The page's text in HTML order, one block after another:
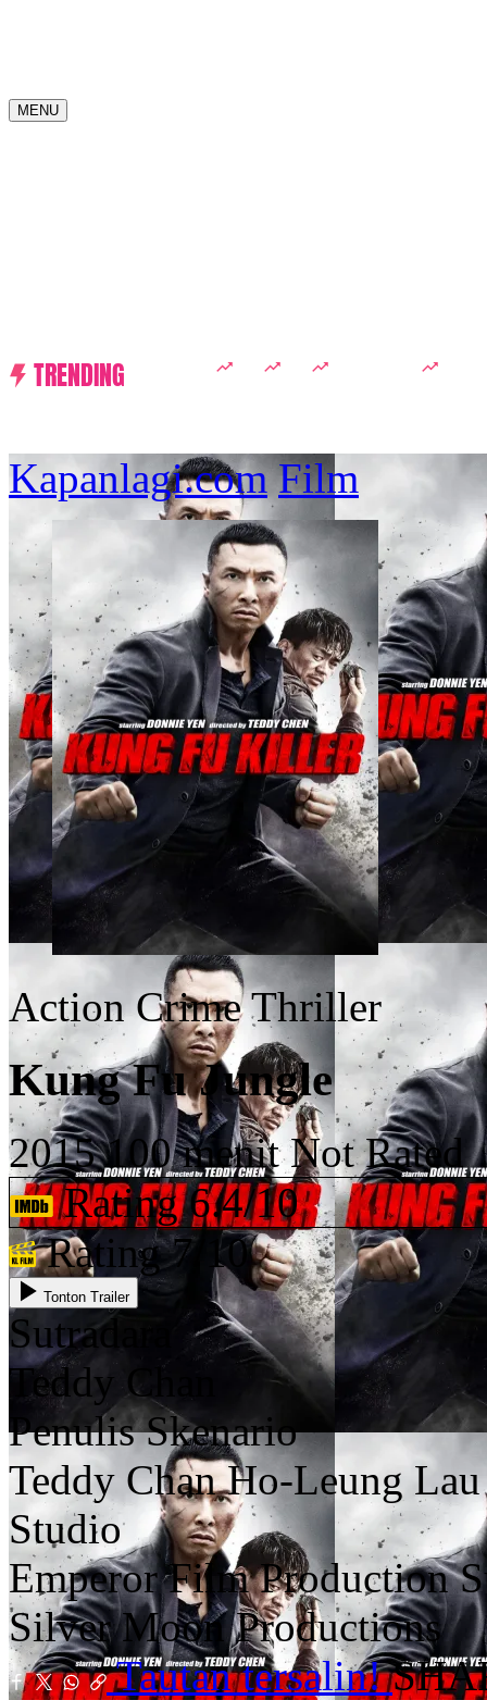
MENU
TRENDING
Kapanlagi.com Film
Action Crime Thriller
Kung Fu Jungle
2015 100 menit Not Rated
Rating 6.4/10
Rating 7/10
Tonton Trailer
Sutradara
Teddy Chan
Penulis Skenario
Teddy Chan Ho-Leung Lau
Studio
Emperor Film Production
Silver Moon Productions
Tautan tersalin!